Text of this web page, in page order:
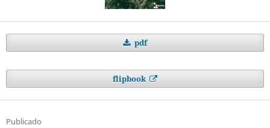
pdf
flipbook
Publicado